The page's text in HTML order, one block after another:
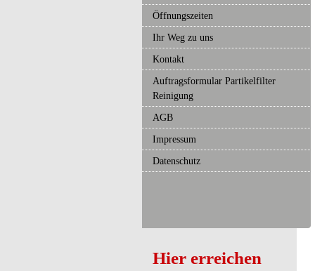
Öffnungszeiten
Ihr Weg zu uns
Kontakt
Auftragsformular Partikelfilter
Reinigung
AGB
Impressum
Datenschutz
Hier erreichen